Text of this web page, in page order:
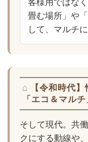
客様用ではな
畳む場所」や
して、マルチ
【令和時代
「エコ＆マルチ
そして現代。共
クにする動線や